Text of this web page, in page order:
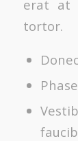
erat at
tortor.